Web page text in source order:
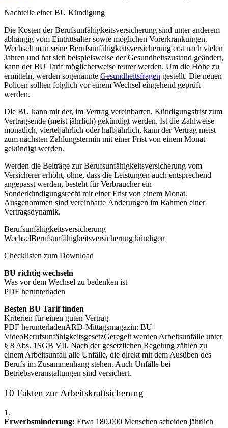
Nachteile einer BU Kündigung
Die Kosten der Berufsunfähigkeitsversicherung sind unter anderem
abhängig vom Eintrittsalter sowie möglichen Vorerkrankungen.
Wechselt man seine Berufsunfähigkeitsversicherung erst nach vielen
Jahren und hat sich beispielsweise der Gesundheitszustand geändert,
kann der BU Tarif möglicherweise teurer werden. Um die Höhe zu
ermitteln, werden sogenannte Gesundheitsfragen gestellt. Die neuen
Policen sollten folglich vor einem Wechsel eingehend geprüft
werden.
Die BU kann mit der, im Vertrag vereinbarten, Kündigungsfrist zum
Vertragsende (meist jährlich) gekündigt werden. Ist die Zahlweise
monatlich, vierteljährlich oder halbjährlich, kann der Vertrag meist
zum nächsten Zahlungstermin mit einer Frist von einem Monat
gekündigt werden.
Werden die Beiträge zur Berufsunfähigkeitsversicherung vom
Versicherer erhöht, ohne, dass die Leistungen auch entsprechend
angepasst werden, besteht für Verbraucher ein
Sonderkündigungsrecht mit einer Frist von einem Monat.
Ausgenommen sind vereinbarte Änderungen im Rahmen einer
Vertragsdynamik.
Berufsunfähigkeitsversicherung
WechselBerufsunfähigkeitsversicherung kündigen
Checklisten zum Download
BU richtig wechseln
Was vor dem Wechsel zu bedenken ist
PDF herunterladen
Besten BU Tarif finden
Kriterien für einen guten Vertrag
PDF herunterladenARD-Mittagsmagazin: BU-
VideoBerufsunfähigkeitsgesetzGeregelt werden Arbeitsunfälle unter
§ 8 Abs. 1SGB VII. Nach der gesetzlichen Regelung zählen zu
einem Arbeitsunfall alle Unfälle, die direkt mit dem Ausüben des
Berufs im Zusammenhang stehen. Auch Unfälle bei
Betriebsveranstaltungen sind versichert.
10 Fakten zur Arbeitskraftsicherung
1.
Erwerbsminderung: Etwa 180.000 Menschen scheiden jährlich